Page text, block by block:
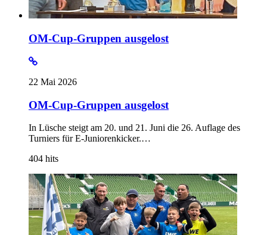
OM-Cup-Gruppen ausgelost
22 Mai 2026
OM-Cup-Gruppen ausgelost
In Lüsche steigt am 20. und 21. Juni die 26. Auflage des
Turniers für E-Juniorenkicker.…
404 hits